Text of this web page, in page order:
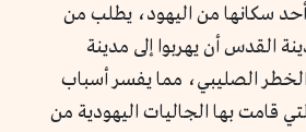
سكانها من اليهود، يطلب من
القدس أن يهربوا إلى مدينة
الصليبي، مما يفسر أسباب
قامت بها الجاليات اليهودية من